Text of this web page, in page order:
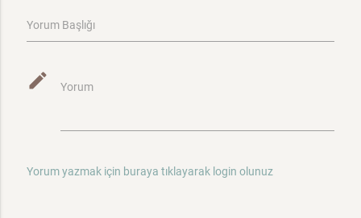
Yorum Başlığı
mode_edit Yorum
Yorum yazmak için buraya tıklayarak login olunuz